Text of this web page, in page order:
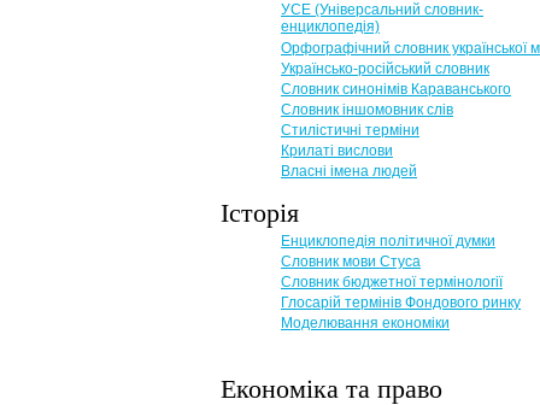
УСЕ (Універсальний словник-
енциклопедія)
Орфографічний словник української
Українсько-російський словник
Словник синонімів Караванського
Словник іншомовник слів
Стилістичні терміни
Крилаті вислови
Власні імена людей
Історія
Енциклопедія політичної думки
Словник мови Стуса
Словник бюджетної термінології
Глосарій термінів Фондового ринку
Моделювання економіки
Економіка та право